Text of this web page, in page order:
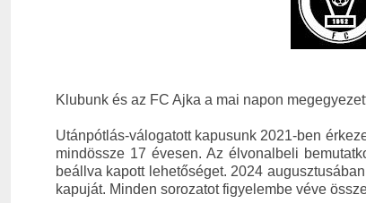
Klubunk és az FC Ajka a mai napon
Utánpótlás-válogatott kapusunk 2021-ben
mindössze 17 évesen. Az élvonalbeli
beállva kapott lehetőséget. 2024
kapuját. Minden sorozatot figyelembe véve